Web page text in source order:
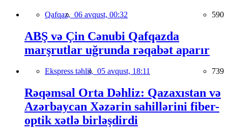
Qafqaz, 06 avqust, 00:32 590
ABŞ və Çin Cənubi Qafqazda
marşrutlar uğrunda rəqabət aparır
Ekspress təhlil, 05 avqust, 18:11 739
Rəqəmsal Orta Dəhliz: Qazaxıstan və
Azərbaycan Xəzərin sahillərini fiber-
optik xətlə birləşdirdi